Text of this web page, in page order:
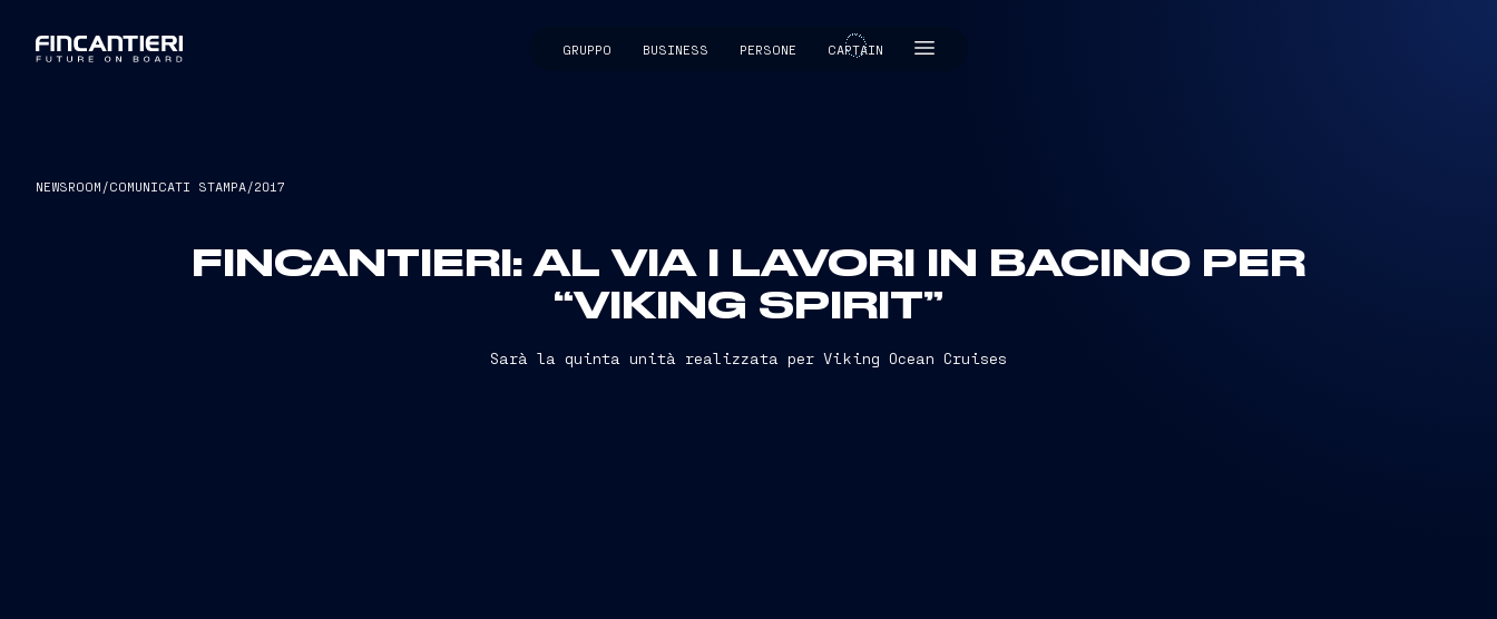
GRUPPO BUSINESS PERSONE CAPTAIN
CAPTAIN
NEWSROOM /COMUNICATI STAMPA/2017
FINCANTIERI: AL VIA I LAVORI IN BACINO PER
“VIKING SPIRIT”
Sarà la quinta unità realizzata per Viking Ocean Cruises